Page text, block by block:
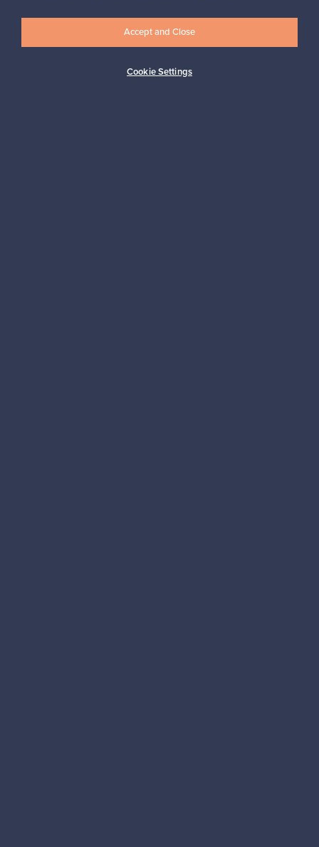
Haluatko inspiroitua designista?
Cookie Settings
Accept and Close